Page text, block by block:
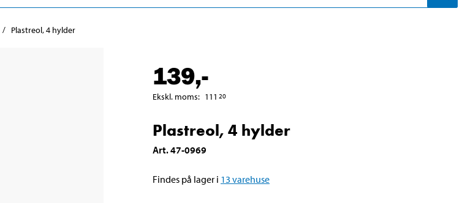
Plastreol, 4 hylder
139,-
Ekskl. moms: 111 20
Plastreol, 4 hylder
Art.47-0969
Findes på lager i 13 varehuse